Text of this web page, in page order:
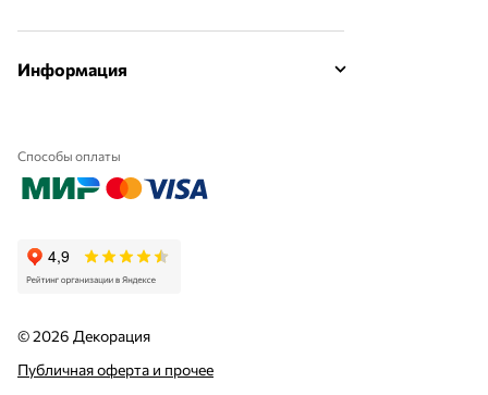
Информация
Способы оплаты
© 2026 Декорация
Публичная оферта и прочее